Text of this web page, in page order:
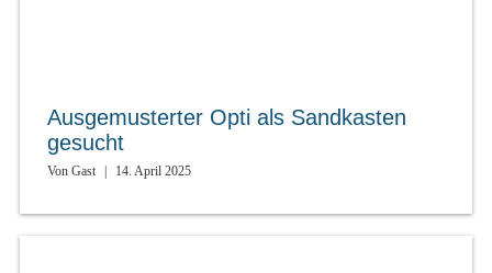
Ausgemusterter Opti als Sandkasten
gesucht
Von Gast 14. April 2025